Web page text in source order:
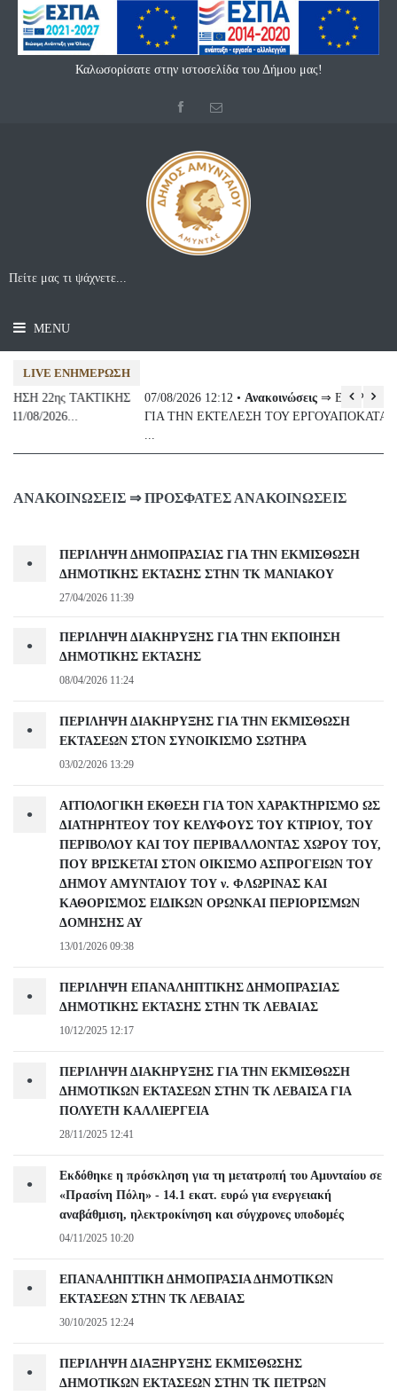
Καλωσορίσατε στην ιστοσελίδα του Δήμου μας!
MENU
LIVE ΕΝΗΜΈΡΩΣΗ
07/08/2026 12:12 • Ανακοινώσεις ⇒ ΕΓΓΡΑΦΑ ΔΗΜΟΣΙΑ
ΓΙΑ ΤΗΝ ΕΚΤΕΛΕΣΗ ΤΟΥ ΕΡΓΟΥΑΠΟΚΑΤΑΣΤΑΣΗ ΔΗΜΟΤΙΚΗΣ
ΑΝΑΚΟΙΝΏΣΕΙΣ ⇒ ΠΡΌΣΦΑΤΕΣ ΑΝΑΚΟΙΝΏΣΕΙΣ
•
ΠΕΡΙΛΗΨΗ ΔΗΜΟΠΡΑΣΙΑΣ ΓΙΑ ΤΗΝ ΕΚΜΙΣΘΩΣΗ
ΔΗΜΟΤΙΚΗΣ ΕΚΤΑΣΗΣ ΣΤΗΝ ΤΚ ΜΑΝΙΑΚΟΥ
27/04/2026 11:39
•
ΠΕΡΙΛΗΨΗ ΔΙΑΚΗΡΥΞΗΣ ΓΙΑ ΤΗΝ ΕΚΠΟΙΗΣΗ
ΔΗΜΟΤΙΚΗΣ ΕΚΤΑΣΗΣ
08/04/2026 11:24
•
ΠΕΡΙΛΗΨΗ ΔΙΑΚΗΡΥΞΗΣ ΓΙΑ ΤΗΝ ΕΚΜΙΣΘΩΣΗ
ΕΚΤΑΣΕΩΝ ΣΤΟΝ ΣΥΝΟΙΚΙΣΜΟ ΣΩΤΗΡΑ
03/02/2026 13:29
•
ΑΙΤΙΟΛΟΓΙΚΗ ΕΚΘΕΣΗ ΓΙΑ ΤΟΝ ΧΑΡΑΚΤΗΡΙΣΜΟ ΩΣ
ΔΙΑΤΗΡΗΤΕΟΥ ΤΟΥ ΚΕΛΥΦΟΥΣ ΤΟΥ ΚΤΙΡΙΟΥ, ΤΟΥ
ΠΕΡΙΒΟΛΟΥ ΚΑΙ ΤΟΥ ΠΕΡΙΒΑΛΛΟΝΤΑΣ ΧΩΡΟΥ ΤΟΥ,
ΠΟΥ ΒΡΙΣΚΕΤΑΙ ΣΤΟΝ ΟΙΚΙΣΜΟ ΑΣΠΡΟΓΕΙΩΝ ΤΟΥ
ΔΗΜΟΥ ΑΜΥΝΤΑΙΟΥ ΤΟΥ ν. ΦΛΩΡΙΝΑΣ ΚΑΙ
ΚΑΘΟΡΙΣΜΟΣ ΕΙΔΙΚΩΝ ΟΡΩΝΚΑΙ ΠΕΡΙΟΡΙΣΜΩΝ
ΔΟΜΗΣΗΣ ΑΥ
13/01/2026 09:38
•
ΠΕΡΙΛΗΨΗ ΕΠΑΝΑΛΗΠΤΙΚΗΣ ΔΗΜΟΠΡΑΣΙΑΣ
ΔΗΜΟΤΙΚΗΣ ΕΚΤΑΣΗΣ ΣΤΗΝ ΤΚ ΛΕΒΑΙΑΣ
10/12/2025 12:17
•
ΠΕΡΙΛΗΨΗ ΔΙΑΚΗΡΥΞΗΣ ΓΙΑ ΤΗΝ ΕΚΜΙΣΘΩΣΗ
ΔΗΜΟΤΙΚΩΝ ΕΚΤΑΣΕΩΝ ΣΤΗΝ ΤΚ ΛΕΒΑΙΣΑ ΓΙΑ
ΠΟΛΥΕΤΗ ΚΑΛΛΙΕΡΓΕΙΑ
28/11/2025 12:41
•
Εκδόθηκε η πρόσκληση για τη μετατροπή του Αμυνταίου σε
«Πρασίνη Πόλη» - 14.1 εκατ. ευρώ για ενεργειακή
αναβάθμιση, ηλεκτροκίνηση και σύγχρονες υποδομές
04/11/2025 10:20
•
ΕΠΑΝΑΛΗΠΤΙΚΗ ΔΗΜΟΠΡΑΣΙΑ ΔΗΜΟΤΙΚΩΝ
ΕΚΤΑΣΕΩΝ ΣΤΗΝ ΤΚ ΛΕΒΑΙΑΣ
30/10/2025 12:24
•
ΠΕΡΙΛΗΨΗ ΔΙΑΞΗΡΥΞΗΣ ΕΚΜΙΣΘΩΣΗΣ
ΔΗΜΟΤΙΚΩΝ ΕΚΤΑΣΕΩΝ ΣΤΗΝ ΤΚ ΠΕΤΡΩΝ